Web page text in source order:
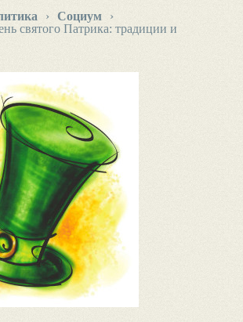
› Социум
›
святого Патрика: традиции и